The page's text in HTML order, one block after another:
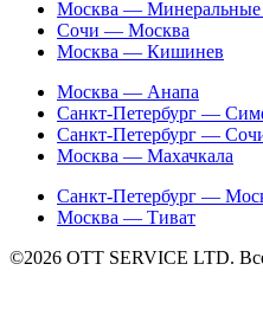
Москва —
Сочи — Москва
Москва — Кишинев
Москва — Анапа
Санкт-Петербург —
Санкт-Петербург —
Москва — Махачкала
Санкт-Петербург —
Москва — Тиват
©2026 ОТТ SERVICE LTD.